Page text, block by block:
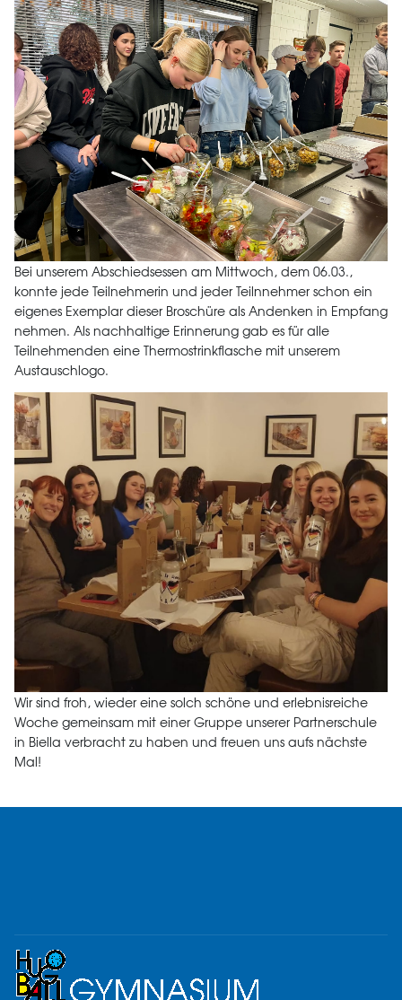
Bei unserem Abschiedsessen am Mittwoch, dem 06.03.,
konnte jede Teilnehmerin und jeder Teilnnehmer schon ein
eigenes Exemplar dieser Broschüre als Andenken in Empfang
nehmen. Als nachhaltige Erinnerung gab es für alle
Teilnehmenden eine Thermostrinkflasche mit unserem
Austauschlogo.
Wir sind froh, wieder eine solch schöne und erlebnisreiche
Woche gemeinsam mit einer Gruppe unserer Partnerschule
in Biella verbracht zu haben und freuen uns aufs nächste
Mal!